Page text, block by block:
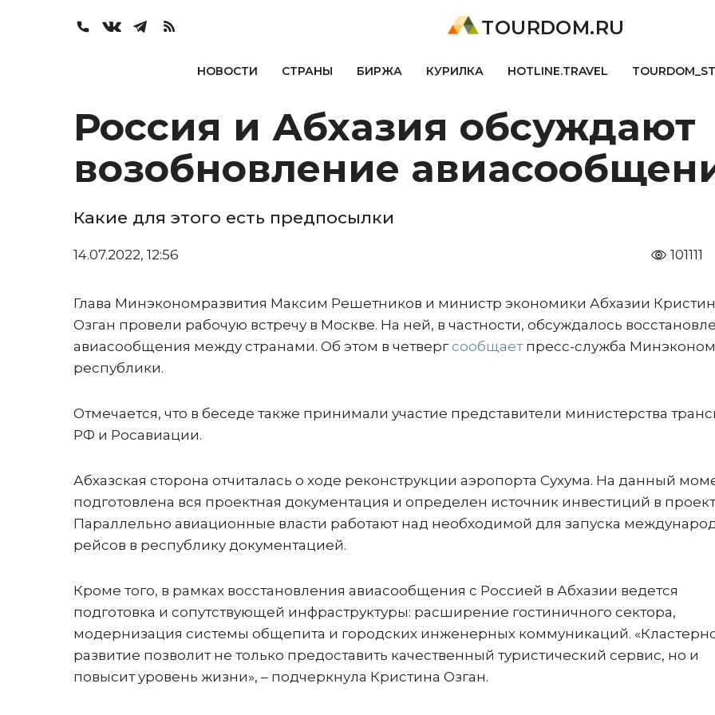
TOURDOM.RU
НОВОСТИ СТРАНЫ БИРЖА КУРИЛКА HOTLINE.TRAVEL
Россия и Абхазия обсуждают
возобновление
Какие для этого есть предпосылки
14.07.2022, 12:56 101111
Глава Минэкономразвития Максим Решетников и министр экономики Абхазии
Озган провели рабочую встречу в Москве. На ней, в частности, обсуждалось
авиасообщения между странами. Об этом в четвергсообщаетпресс-служба
республики.
Отмечается, что в беседе также принимали участие представители министерства
РФ и Росавиации.
Абхазская сторона отчиталась о ходе реконструкции аэропорта Сухума. На данный
подготовлена вся проектная документация и определен источник инвестиций в
Параллельно авиационные власти работают над необходимой для запуска
рейсов в республику документацией.
Кроме того, в рамках восстановления авиасообщения с Россией в Абхазии ведется
подготовка и сопутствующей инфраструктуры: расширение гостиничного сектора,
модернизация системы общепита и городских инженерных коммуникаций.
развитие позволит не только предоставить качественный туристический сервис, но и
повысит уровень жизни», – подчеркнула Кристина Озган.